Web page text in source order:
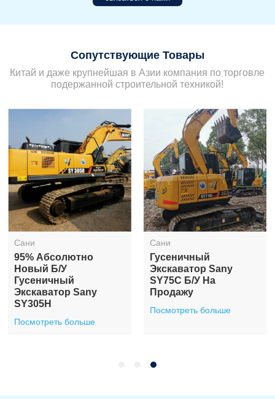
Сопутствующие Товары
Китай и даже крупнейшая в Азии компания по торговле
подержанной строительной техникой!
Сани
95% Абсолютно
Новый Б/у
Гусеничный
Экскаватор Sany
SY305H
Посмотреть больше
Сани
Гусеничный
Экскаватор Sany
SY75C Б/у На
Продажу
Посмотреть больше